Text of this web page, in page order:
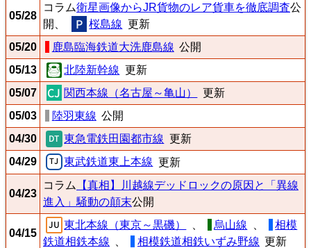
05/28
コラム衛星画像からJR貨物のレア貨車を徹底調査公
開、
桜島線 更新
05/20
鹿島臨海鉄道大洗鹿島線 公開
05/13
北陸新幹線 更新
05/07
関西本線（名古屋～亀山）
更新
05/03
陸羽東線 公開
04/30
東急電鉄田園都市線 更新
04/29
東武鉄道東上本線 更新
04/23
コラム
【真相】川越線デッドロックの原因と「異線
進入」騒動の顛末公開
04/15
東北本線（東京～黒磯） 烏山線
相模
鉄道相鉄本線
相模鉄道相鉄いずみ野線 更新